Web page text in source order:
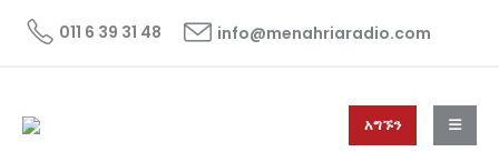
011 6 39 31 48 info@menahriaradio.com
አግኙን